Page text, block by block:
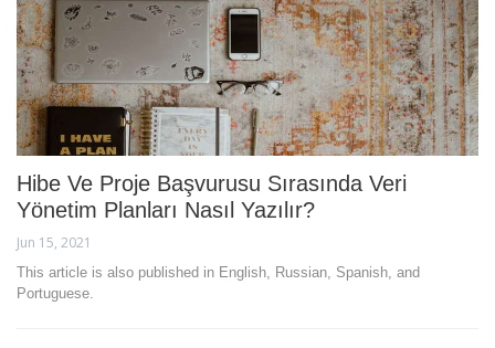
Hibe Ve Proje Başvurusu Sırasında Veri
Yönetim Planları Nasıl Yazılır?
Jun 15, 2021
This article is also published in English, Russian, Spanish, and
Portuguese.